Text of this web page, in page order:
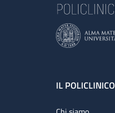
Footer
IL POLICLINICO